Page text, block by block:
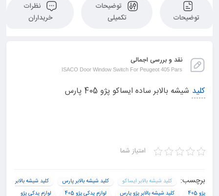
توضیحات
توضیحات
تکمیلی
نظرات
خریداران
نقد و بررسی اجمالی
ISACO Door Window Switch For Peugeot 405 Pars
کلید شیشه بالابر ساده ایساکو پژو 405 پارس
امتیاز شما
برچسب: کلید شیشه بالابر ایساکو کلید شیشه بالابر پارس
کلید شیشه بالابر
پژو 405
کلید شیشه بالابر پژو پارس لوازم یدکی پژو 405 لوازم یدکی پژو